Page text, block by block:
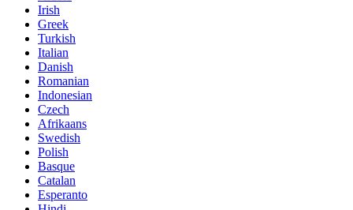
Irish
Greek
Turkish
Italian
Danish
Romanian
Indonesian
Czech
Afrikaans
Swedish
Polish
Basque
Catalan
Esperanto